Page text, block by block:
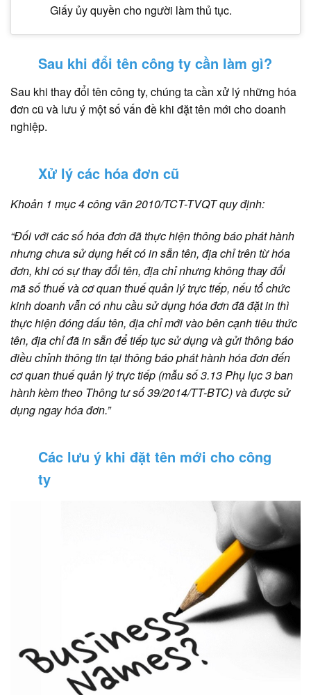
Giấy ủy quyền cho người làm thủ tục.
Sau khi đổi tên công ty cần làm gì?
Sau khi thay đổi tên công ty, chúng ta cần xử lý những hóa
đơn cũ và lưu ý một số vấn đề khi đặt tên mới cho doanh
nghiệp.
Xử lý các hóa đơn cũ
Khoản 1 mục 4 công văn 2010/TCT-TVQT quy định:
“Đối với các số hóa đơn đã thực hiện thông báo phát hành
nhưng chưa sử dụng hết có in sẵn tên, địa chỉ trên từ hóa
đơn, khi có sự thay đổi tên, địa chỉ nhưng không thay đổi
mã số thuế và cơ quan thuế quản lý trực tiếp, nếu tổ chức
kinh doanh vẫn có nhu cầu sử dụng hóa đơn đã đặt in thì
thực hiện đóng dấu tên, địa chỉ mới vào bên cạnh tiêu thức
tên, địa chỉ đã in sẵn để tiếp tục sử dụng và gửi thông báo
điều chỉnh thông tin tại thông báo phát hành hóa đơn đến
cơ quan thuế quản lý trực tiếp (mẫu số 3.13 Phụ lục 3 ban
hành kèm theo Thông tư số 39/2014/TT-BTC) và được sử
dụng ngay hóa đơn.”
Các lưu ý khi đặt tên mới cho công
ty